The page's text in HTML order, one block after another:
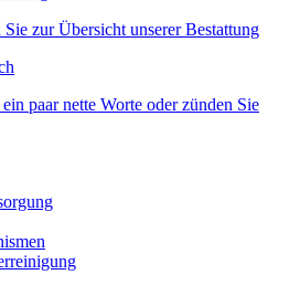
zur Übersicht unserer Bestattung
paar nette Worte oder zünden Sie